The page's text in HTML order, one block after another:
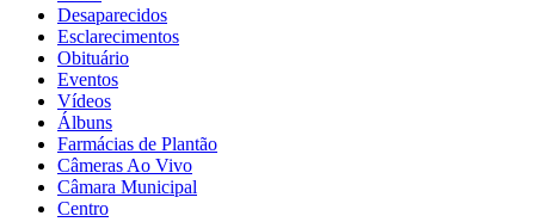
Desaparecidos
Esclarecimentos
Obituário
Eventos
Vídeos
Álbuns
Farmácias de Plantão
Câmeras Ao Vivo
Câmara Municipal
Centro